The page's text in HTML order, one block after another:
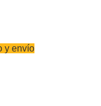
y envío